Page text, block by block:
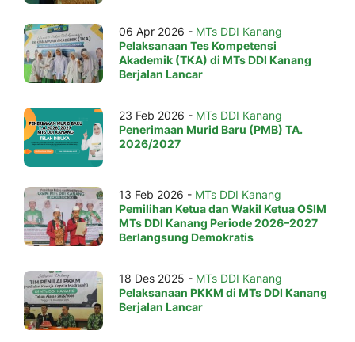
06 Apr 2026 - MTs DDI Kanang
Pelaksanaan Tes Kompetensi
Akademik (TKA) di MTs DDI Kanang
Berjalan Lancar
23 Feb 2026 - MTs DDI Kanang
Penerimaan Murid Baru (PMB) TA.
2026/2027
13 Feb 2026 - MTs DDI Kanang
Pemilihan Ketua dan Wakil Ketua OSIM
MTs DDI Kanang Periode 2026–2027
Berlangsung Demokratis
18 Des 2025 - MTs DDI Kanang
Pelaksanaan PKKM di MTs DDI Kanang
Berjalan Lancar